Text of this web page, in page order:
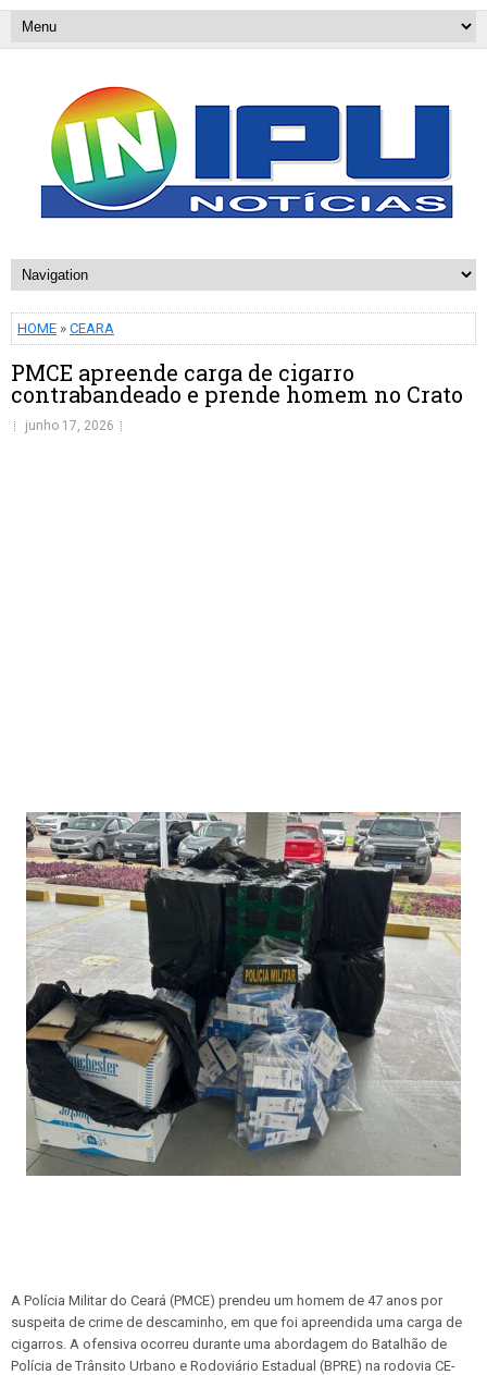
HOME » CEARA
PMCE apreende carga de cigarro
contrabandeado e prende homem no Crato
junho 17, 2026
A Polícia Militar do Ceará (PMCE) prendeu um homem de 47 anos por
suspeita de crime de descaminho, em que foi apreendida uma carga de
cigarros. A ofensiva ocorreu durante uma abordagem do Batalhão de
Polícia de Trânsito Urbano e Rodoviário Estadual (BPRE) na rodovia CE-